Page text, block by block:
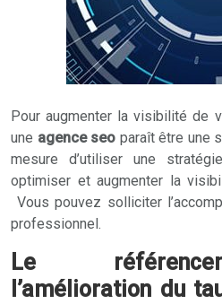
Pour augmenter la visibilité de
une agence seo paraît être une
mesure d’utiliser une
optimiser et augmenter la
Vous pouvez solliciter
professionnel.
Le
l’amélioration du